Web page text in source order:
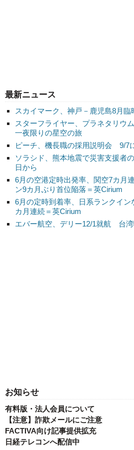
最新ニュース
スカイマーク、神戸－鹿児島8月
スターフライヤー、プラネタリウ
一夜限りの星空の旅
ピーチ、機長職の採用説明会 9/7
ソラシド、熊本地震で災害支援者
日から
6月の空港定時出発率、関空7カ月
ン9カ月ぶり首位陥落＝英Cirium
6月の定時到着率、日系ランクイ
カ月連続＝英Cirium
エバー航空、デリー12/1就航 台
お知らせ
有料版・法人会員について
【注意】詐欺メールにご注意
FACTIVA向け記事提供拡充
日経テレコンへ配信中